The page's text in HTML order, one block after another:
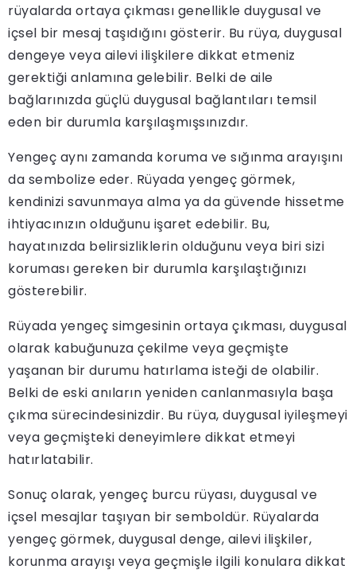
rüyalarda ortaya çıkması genellikle duygusal ve
içsel bir mesaj taşıdığını gösterir. Bu rüya, duygusal
dengeye veya ailevi ilişkilere dikkat etmeniz
gerektiği anlamına gelebilir. Belki de aile
bağlarınızda güçlü duygusal bağlantıları temsil
eden bir durumla karşılaşmışsınızdır.
Yengeç aynı zamanda koruma ve sığınma arayışını
da sembolize eder. Rüyada yengeç görmek,
kendinizi savunmaya alma ya da güvende hissetme
ihtiyacınızın olduğunu işaret edebilir. Bu,
hayatınızda belirsizliklerin olduğunu veya biri sizi
koruması gereken bir durumla karşılaştığınızı
gösterebilir.
Rüyada yengeç simgesinin ortaya çıkması, duygusal
olarak kabuğunuza çekilme veya geçmişte
yaşanan bir durumu hatırlama isteği de olabilir.
Belki de eski anıların yeniden canlanmasıyla başa
çıkma sürecindesinizdir. Bu rüya, duygusal iyileşmeyi
veya geçmişteki deneyimlere dikkat etmeyi
hatırlatabilir.
Sonuç olarak, yengeç burcu rüyası, duygusal ve
içsel mesajlar taşıyan bir semboldür. Rüyalarda
yengeç görmek, duygusal denge, ailevi ilişkiler,
korunma arayışı veya geçmişle ilgili konulara dikkat